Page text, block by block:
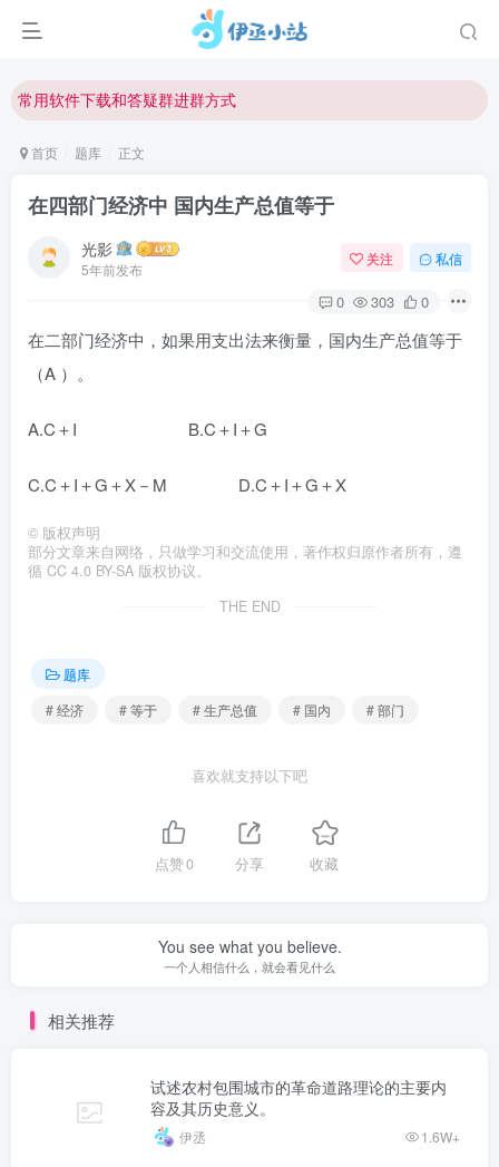
欢迎反馈网站中存在的问题和建议！
常用软件下载和答疑群进群方式
欢迎访问伊丞小站！
首页 题库 正文
在四部门经济中 国内生产总值等于
光影
5年前发布
关注 私信
0 303 0
在二部门经济中，如果用支出法来衡量，国内生产总值等于
（A ）。
A.C＋I B.C＋I＋G
C.C＋I＋G＋X－M D.C＋I＋G＋X
© 版权声明
部分文章来自网络，只做学习和交流使用，著作权归原作者所有，遵
循 CC 4.0 BY-SA 版权协议。
THE END
题库
# 经济
# 等于 # 生产总值 # 国内 # 部门
喜欢就支持以下吧
点赞0 分享 收藏
You see what you believe.
一个人相信什么，就会看见什么
相关推荐
试述农村包围城市的革命道路理论的主要内
容及其历史意义。
伊丞 1.6W+